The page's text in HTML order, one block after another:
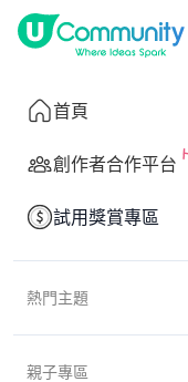
首頁
創作者合作平台
試用獎賞專區
熱門主題
親子專區